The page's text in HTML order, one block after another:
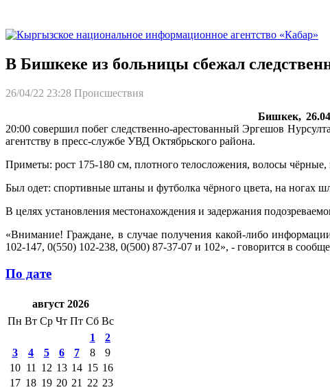
В Бишкеке из больницы сбежал
26/04/22 23:28 Происшествия
Бишкек,
20:00 совершил побег следственно-арестованный Эргешов
агентству в пресс-службе УВД Октябрьского района.
Приметы: рост 175-180 см, плотного телосложения, волосы чёрные,
Был одет: спортивные штаны и футболка чёрного цвета, на ногах
В целях установления местонахождения и задержания
«Внимание! Граждане, в случае получения какой-либо
102-147, 0(550) 102-238, 0(500) 87-37-07 и 102», - говорится в
По дате
август 2026
Пн Вт Ср Чт Пт Сб Вс
1
2
3
4 5 6 7 8
9
10 11 12 13 14 15 16
17 18 19 20 21 22 23